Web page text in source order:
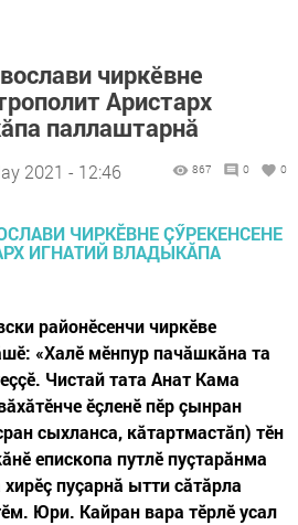
чиркӗвне
Аристарх
паллаштарнă
2021 - 12:46 867 0 0
районӗсенчи чиркӗве
«Халӗ мӗнпур пачăшкăна та
Чистай тата Анат Кама
ӗçленӗ пӗр çынран
сыхланса, кăтартмастăп) тӗн
епископа путлӗ пуçтарăнма
пуçарнă ытти сăтăрла
Юри. Кайран вара тӗрлӗ усал